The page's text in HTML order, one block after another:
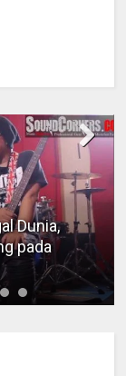
Dunia,
pada